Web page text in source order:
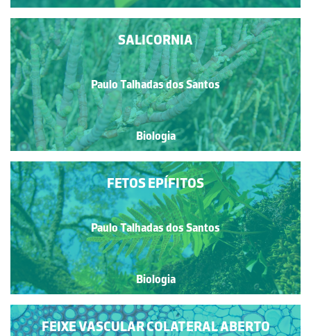
SALICORNIA
Paulo Talhadas dos Santos
Biologia
FETOS EPÍFITOS
Paulo Talhadas dos Santos
Biologia
FEIXE VASCULAR COLATERAL ABERTO